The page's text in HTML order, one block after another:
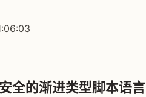
全的渐进类型脚本语言